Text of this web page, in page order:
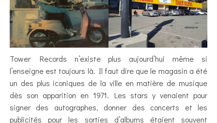
Tower Records n’existe plus aujourd’hui même si
l’enseigne est toujours là. Il faut dire que le magasin a été
un des plus iconiques de la ville en matière de musique
dès son apparition en 1971. Les stars y venaient pour
signer des autographes, donner des concerts et les
publicités pour les sorties d’albums étaient souvent